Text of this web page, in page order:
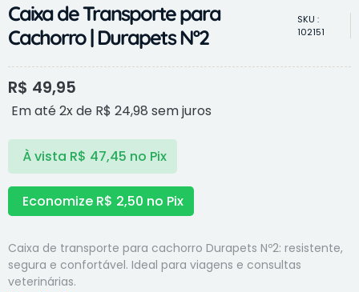
Caixa de Transporte para
Cachorro | Durapets Nº2
SKU :
102151
R$ 49,95
Em até 2x de R$ 24,98 sem juros
À vista R$ 47,45 no Pix
Economize R$ 2,50 no Pix
Caixa de transporte para cachorro Durapets Nº2: resistente,
segura e confortável. Ideal para viagens e consultas
veterinárias.